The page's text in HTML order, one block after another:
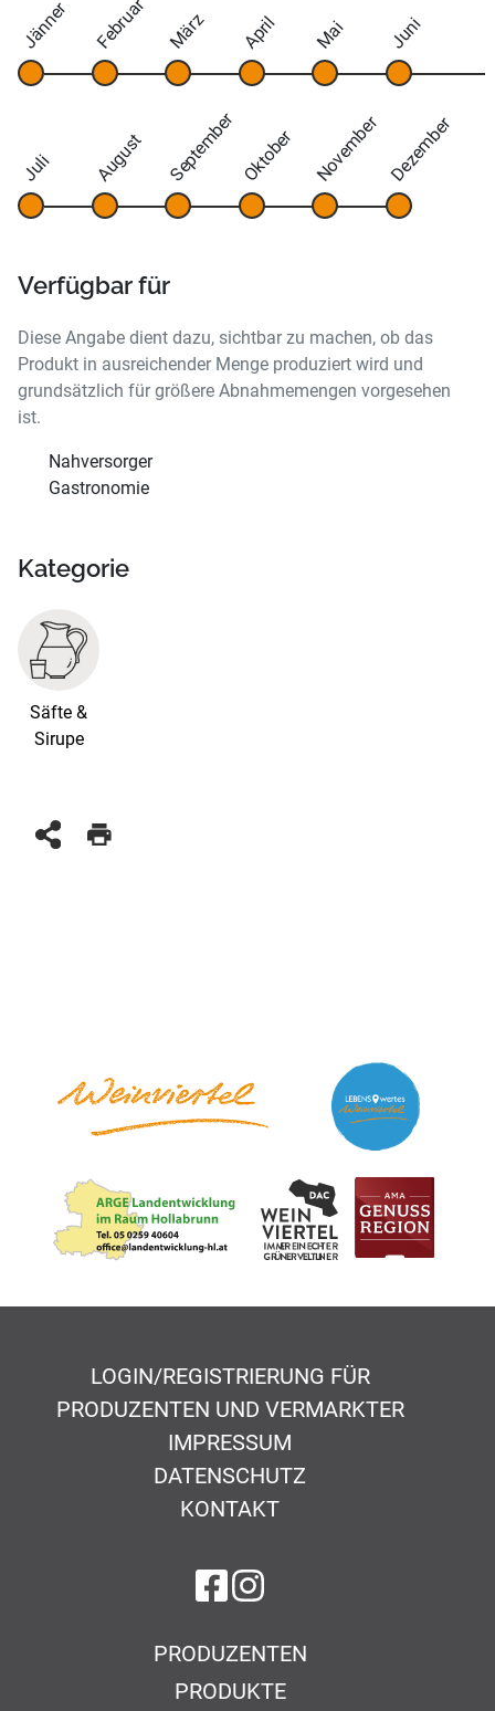
Jänner Februar März April Mai Juni
Juli August September Oktober November Dezember
Verfügbar für
Diese Angabe dient dazu, sichtbar zu machen, ob das
Produkt in ausreichender Menge produziert wird und
grundsätzlich für größere Abnahmemengen vorgesehen
ist.
Nahversorger
Gastronomie
Kategorie
Säfte &
Sirupe
LOGIN/REGISTRIERUNG FÜR
PRODUZENTEN UND VERMARKTER
IMPRESSUM
DATENSCHUTZ
KONTAKT
auf Facebook
auf Instagram
PRODUZENTEN
PRODUKTE